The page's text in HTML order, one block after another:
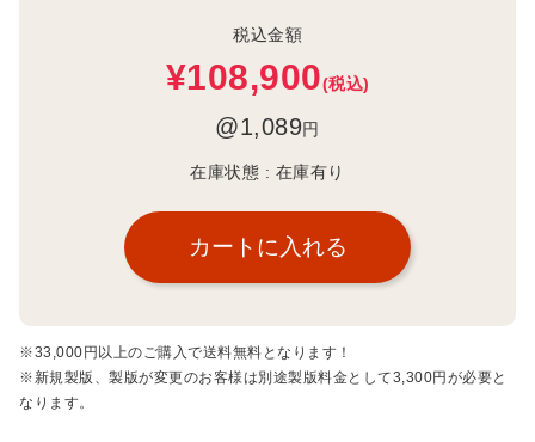
税込金額
¥108,900(税込)
@1,089円
在庫状態 : 在庫有り
※33,000円以上のご購入で送料無料となります！
※新規製版、製版が変更のお客様は別途製版料金として3,300円が必要と
なります。